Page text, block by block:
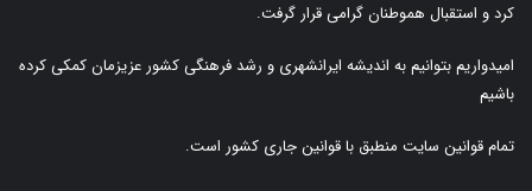
کرد و استقبال هموطنان گرامی قرار گرفت.
امیدواریم بتوانیم به اندیشه ایرانشهری و رشد فرهنگی کشور عزیزمان کمکی کرده
باشیم
تمام قوانین سایت منطبق با قوانین جاری کشور است.